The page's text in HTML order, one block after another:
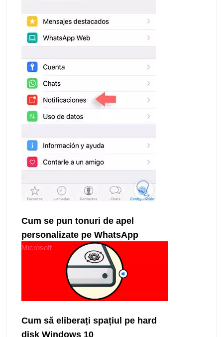
Cum se pun tonuri de apel
personalizate pe WhatsApp
Microsoft
Cum să eliberați spațiul pe hard
disk Windows 10